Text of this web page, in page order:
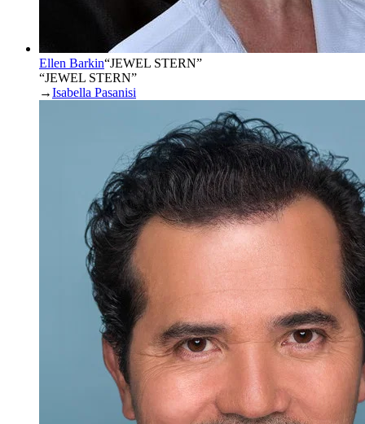
Ellen Barkin“JEWEL STERN”
“JEWEL STERN”
→Isabella Pasanisi